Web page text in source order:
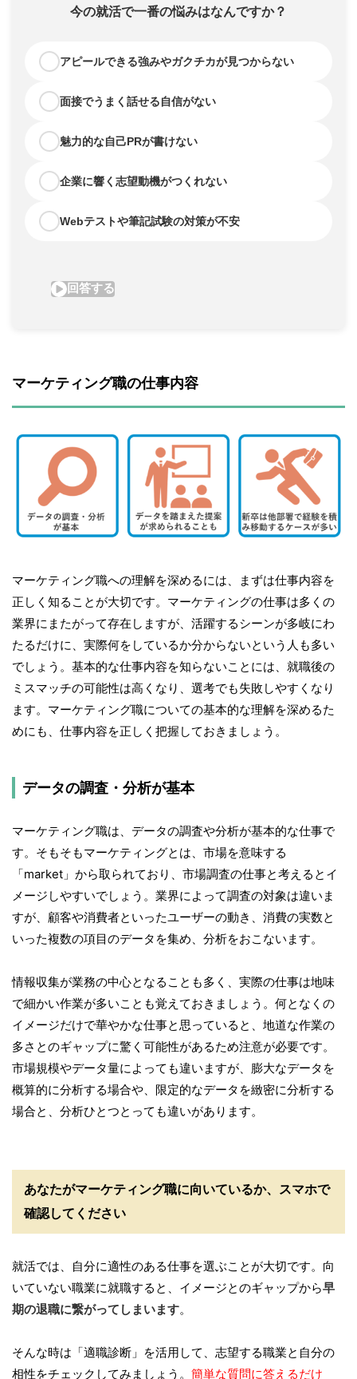
マーケティング職の仕事内容
マーケティング職への理解を深めるには、まずは仕事内容を
正しく知ることが大切です。マーケティングの仕事は多くの
業界にまたがって存在しますが、活躍するシーンが多岐にわ
たるだけに、実際何をしているか分からないという人も多い
でしょう。基本的な仕事内容を知らないことには、就職後の
ミスマッチの可能性は高くなり、選考でも失敗しやすくなり
ます。マーケティング職についての基本的な理解を深めるた
めにも、仕事内容を正しく把握しておきましょう。
データの調査・分析が基本
マーケティング職は、データの調査や分析が基本的な仕事で
す。そもそもマーケティングとは、市場を意味する
「market」から取られており、市場調査の仕事と考えるとイ
メージしやすいでしょう。業界によって調査の対象は違いま
すが、顧客や消費者といったユーザーの動き、消費の実数と
いった複数の項目のデータを集め、分析をおこないます。
情報収集が業務の中心となることも多く、実際の仕事は地味
で細かい作業が多いことも覚えておきましょう。何となくの
イメージだけで華やかな仕事と思っていると、地道な作業の
多さとのギャップに驚く可能性があるため注意が必要です。
市場規模やデータ量によっても違いますが、膨大なデータを
概算的に分析する場合や、限定的なデータを緻密に分析する
場合と、分析ひとつとっても違いがあります。
あなたがマーケティング職に向いているか、スマホで
確認してください
就活では、自分に適性のある仕事を選ぶことが大切です。向
いていない職業に就職すると、イメージとのギャップから早
期の退職に繋がってしまいます。
そんな時は「適職診断」を活用して、志望する職業と自分の
相性をチェックしてみましょう。 簡単な質問に答えるだけ